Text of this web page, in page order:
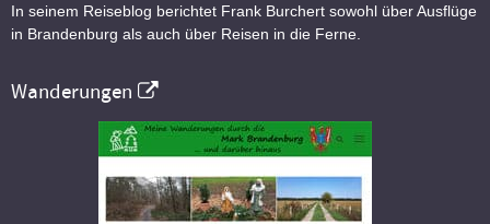
In seinem Reiseblog berichtet Frank Burchert sowohl über Ausflüge
in Brandenburg als auch über Reisen in die Ferne.
Wanderungen